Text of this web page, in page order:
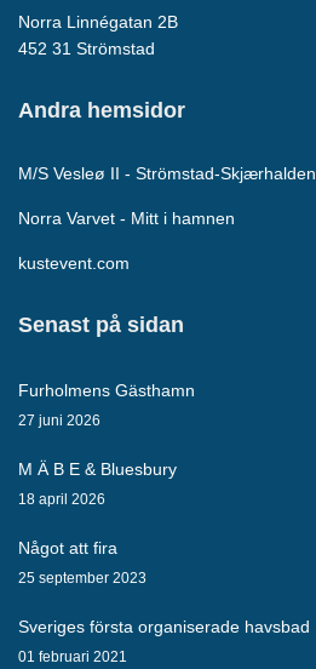
Norra Linnégatan 2B
452 31 Strömstad
Andra hemsidor
M/S Vesleø II - Strömstad-Skjærhalden
Norra Varvet - Mitt i hamnen
kustevent.com
Senast på sidan
Furholmens Gästhamn
27 juni 2026
M Ä B E & Bluesbury
18 april 2026
Något att fira
25 september 2023
Sveriges första organiserade havsbad
01 februari 2021